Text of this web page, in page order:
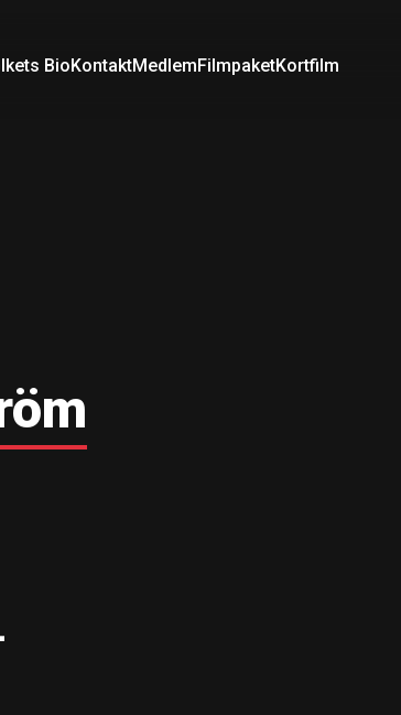
BioKontaktMedlemFilmpaketKortfilm